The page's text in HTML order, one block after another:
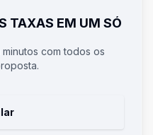
TAXAS EM UM SÓ
com todos os